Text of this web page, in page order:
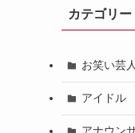
カテゴリー
お笑い芸人
アイドル